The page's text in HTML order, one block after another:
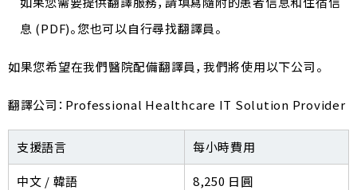
息 (PDF)。您也可以自行尋找翻譯員。
如果您希望在我們醫院配備翻譯員，我們將使用以下公司。
翻譯公司：Professional Healthcare IT Solution Provider
支援語言 每小時費用
中文 / 韓語 8,250 日圓